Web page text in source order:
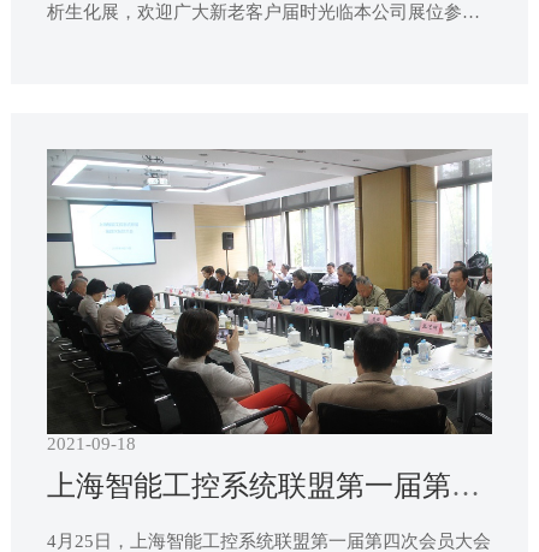
析生化展，欢迎广大新老客户届时光临本公司展位参观
2021-09-18
上海智能工控系统联盟第一届第四次会员大会 暨上师大与联盟战略合作签约仪式
4月25日，上海智能工控系统联盟第一届第四次会员大会